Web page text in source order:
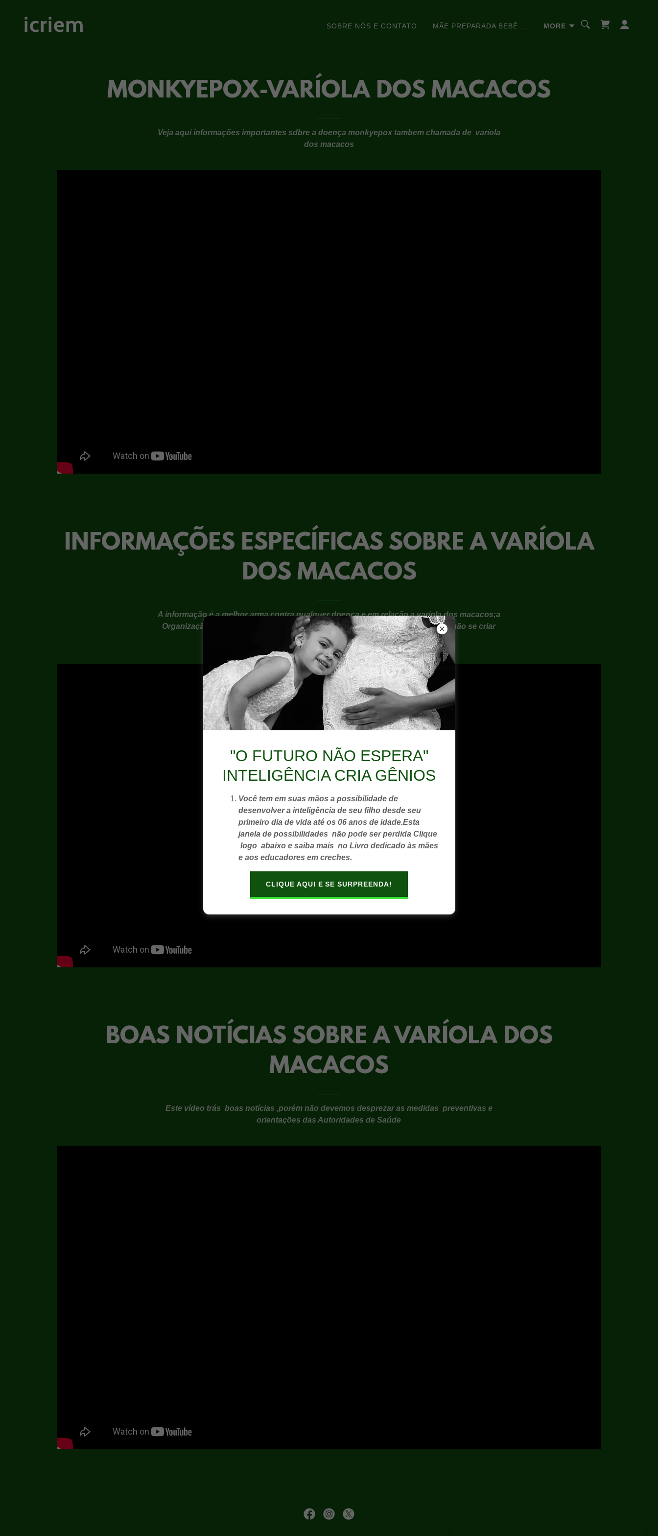
icriem SOBRE NÓS E CONTATO MÃE PREPARADA BEBÊ ... MORE
MONKYEPOX-VARÍOLA DOS MACACOS
Veja aqui informações importantes sdbre a doença monkyepox tambem chamada de varíola
dos macacos
INFORMAÇÕES ESPECÍFICAS SOBRE A VARÍOLA
DOS MACACOS
A informação é a melhor arma contra qualquer doença,e em relação a varíola dos macacos;a
Organização Mundial da Saúde pretende que se chame de MONKYEPOX para não se criar
preconceito contra qualquer animal
BOAS NOTÍCIAS SOBRE A VARÍOLA DOS
MACACOS
Este vídeo trás boas notícias ,porém não devemos desprezar as medidas preventivas e
orientações das Autoridades de Saúde
"O FUTURO NÃO ESPERA"
INTELIGÊNCIA CRIA GÊNIOS
Você tem em suas mãos a possibilidade de
desenvolver a inteligência de seu filho desde seu
primeiro dia de vida até os 06 anos de idade.Esta
janela de possibilidades não pode ser perdida Clique
logo abaixo e saiba mais no Livro dedicado às mães
e aos educadores em creches.
CLIQUE AQUI E SE SURPREENDA!